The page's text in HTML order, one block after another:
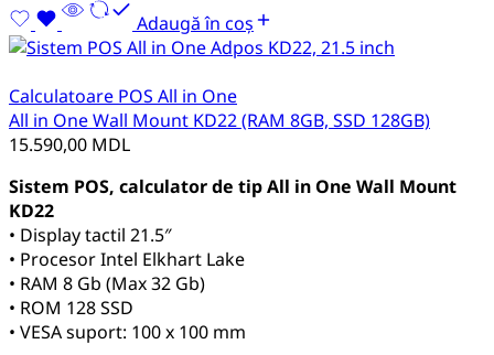
Adaugă în coș
Calculatoare POS All in One
All in One Wall Mount KD22 (RAM 8GB, SSD 128GB)
15.590,00 MDL
Sistem POS, calculator de tip All in One Wall Mount
KD22
• Display tactil 21.5″
• Procesor Intel Elkhart Lake
• RAM 8 Gb (Max 32 Gb)
• ROM 128 SSD
• VESA suport: 100 x 100 mm